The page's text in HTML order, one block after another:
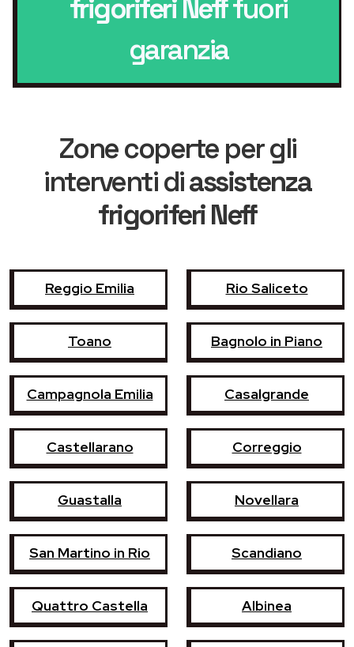
frigoriferi Nefffuori
garanzia
Zone coperte per gli
interventi diassistenza
frigoriferi Neff
Reggio Emilia Rio Saliceto
Toano Bagnolo in Piano
Campagnola Emilia Casalgrande
Castellarano Correggio
Guastalla Novellara
San Martino in Rio Scandiano
Quattro Castella Albinea